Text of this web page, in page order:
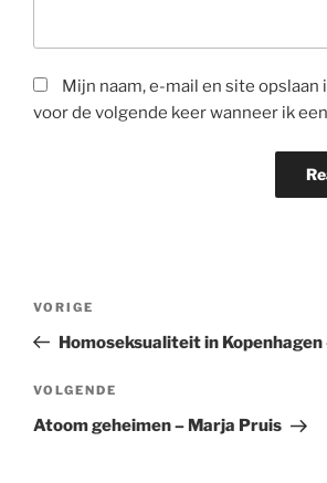
Mijn naam, e-mail en site opslaan
voor de volgende keer wanneer ik
Vorig
bericht
VORIGE
Homoseksualiteit in Kopenhagen
Volgend
bericht
VOLGENDE
Atoom geheimen – Marja Pruis